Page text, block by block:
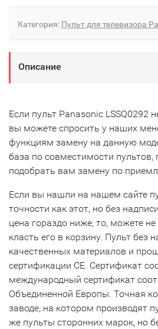
Категория: Пульт для телевизора
Описание
Если пульт Panasonic LSSQ0292
вы можете спросить у наших
функциям замену на данную
база по совместимости
подобрать вам замену по
Если вы нашли на нашем сайте
точности как этот, но без
цена гораздо ниже, то, можете
класть его в корзину. Пульт без
качественных материалов и
сертификации CE. Сертификат
международный сертификат
Объединенной Европы. Точная
заводе, на котором производят
же пульты сторонних марок, но